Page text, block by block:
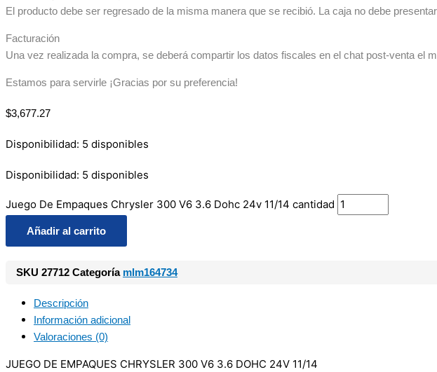
El producto debe ser regresado de la misma manera que se recibió. La caja no debe
Facturación
Una vez realizada la compra, se deberá compartir los datos fiscales en el chat post-venta el
Estamos para servirle ¡Gracias por su preferencia!
$3,677.27
Disponibilidad: 5 disponibles
Disponibilidad: 5 disponibles
Juego De Empaques Chrysler 300 V6 3.6 Dohc 24v 11/14 cantidad
Añadir al carrito
SKU 27712 Categoría mlm164734
Descripción
Información adicional
Valoraciones (0)
JUEGO DE EMPAQUES CHRYSLER 300 V6 3.6 DOHC 24V 11/14